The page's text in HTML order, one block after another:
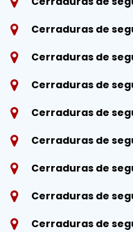
Cerraduras de
Cerraduras de
Cerraduras de
Cerraduras de
Cerraduras de
Cerraduras de
Cerraduras de
Cerraduras de